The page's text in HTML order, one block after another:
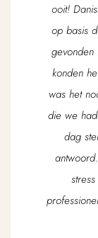
ooit!
op basis
gevonden
konden
was het
die we
dag